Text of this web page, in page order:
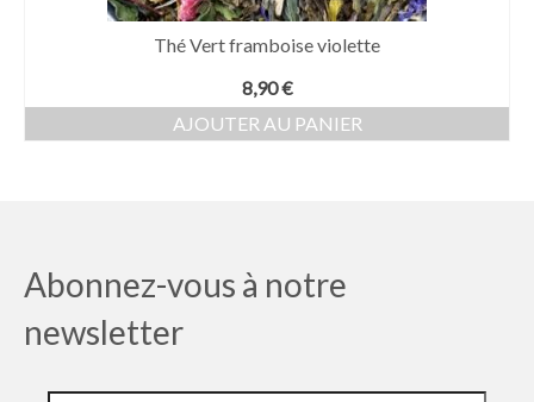
Thé Vert framboise violette
8,90€
AJOUTER AU PANIER
Abonnez-vous à notre
newsletter